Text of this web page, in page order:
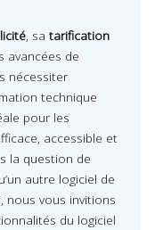
, sa tarification
avancées de
nécessiter
technique
pour les
accessible et
la question de
autre logiciel de
nous vous invitions
du logiciel